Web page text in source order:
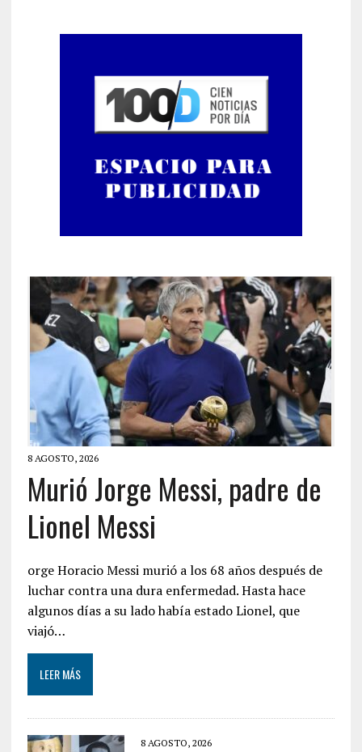
8 AGOSTO, 2026
Murió Jorge Messi, padre de
Lionel Messi
orge Horacio Messi murió a los 68 años después de
luchar contra una dura enfermedad. Hasta hace
algunos días a su lado había estado Lionel, que
viajó…
LEER MÁS
8 AGOSTO, 2026